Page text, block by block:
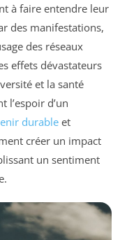
à faire entendre leur
des manifestations,
des réseaux
effets dévastateurs
et la santé
l’espoir d’un
durable et
créer un impact
un sentiment